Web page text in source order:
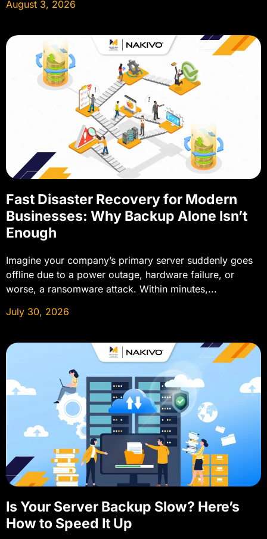
August 3, 2026
Fast Disaster Recovery for Modern
Businesses: Why Backup Alone Isn’t
Enough
Imagine your company’s primary server suddenly goes
offline due to a power outage, hardware failure, or
worse, a ransomware attack. Within minutes,...
July 30, 2026
Is Your Server Backup Slow? Here’s
How to Speed It Up